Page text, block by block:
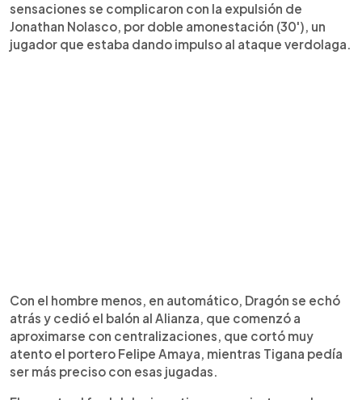
sensaciones se complicaron con la expulsión de
Jonathan Nolasco, por doble amonestación (30'), un
jugador que estaba dando impulso al ataque verdolaga.
Con el hombre menos, en automático, Dragón se echó
atrás y cedió el balón al Alianza, que comenzó a
aproximarse con centralizaciones, que cortó muy
atento el portero Felipe Amaya, mientras Tigana pedía
ser más preciso con esas jugadas.